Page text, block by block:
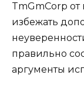
TmGmCorp
избежать
правильно
аргументы